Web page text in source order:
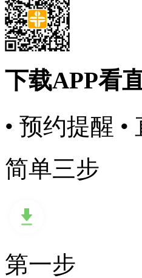
下载APP看
• 预约提醒 •
简单三步
第一步